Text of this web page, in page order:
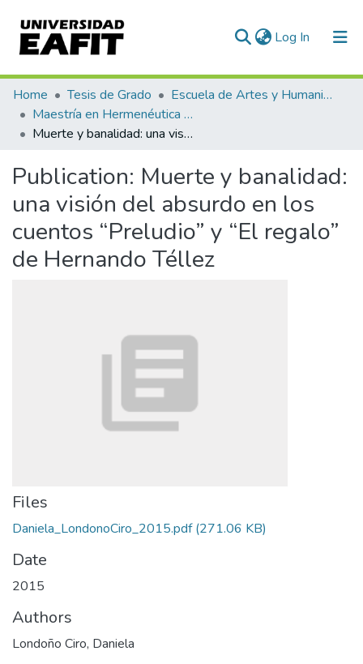
Log In (current)
Communities & Collections
All of DSpace
Home Tesis de Grado
Escuela de Artes y Humanidades
Maestría en Hermenéutica Literaria (tesis)
Muerte y banalidad: una visión del absurdo en los cuentos “Preludio” y “El regalo” de Hernando Téllez
Publication: Muerte y banalidad:
una visión del absurdo en los
cuentos “Preludio” y “El regalo”
de Hernando Téllez
Files
Daniela_LondonoCiro_2015.pdf(271.06 KB)
Date
2015
Authors
Londoño Ciro, Daniela